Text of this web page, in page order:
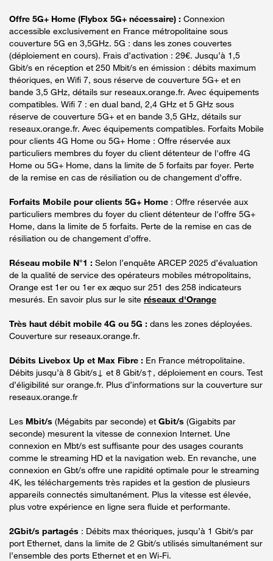
Offre 5G+ Home (Flybox 5G+ nécessaire) : Connexion
accessible exclusivement en France métropolitaine sous
couverture 5G en 3,5GHz. 5G : dans les zones couvertes
(déploiement en cours). Frais d’activation : 29€. Jusqu’à 1,5
Gbit/s en réception et 250 Mbit/s en émission : débits maximum
théoriques, en Wifi 7, sous réserve de couverture 5G+ et en
bande 3,5 GHz, détails sur reseaux.orange.fr. Avec équipements
compatibles. Wifi 7 : en dual band, 2,4 GHz et 5 GHz sous
réserve de couverture 5G+ et en bande 3,5 GHz, détails sur
reseaux.orange.fr. Avec équipements compatibles. Forfaits Mobile
pour clients 4G Home ou 5G+ Home : Offre réservée aux
particuliers membres du foyer du client détenteur de l'offre 4G
Home ou 5G+ Home, dans la limite de 5 forfaits par foyer. Perte
de la remise en cas de résiliation ou de changement d’offre.
Forfaits Mobile pour clients 5G+ Home : Offre réservée aux
particuliers membres du foyer du client détenteur de l'offre 5G+
Home, dans la limite de 5 forfaits. Perte de la remise en cas de
résiliation ou de changement d’offre.
Réseau mobile N°1 : Selon l’enquête ARCEP 2025 d’évaluation
de la qualité de service des opérateurs mobiles métropolitains,
Orange est 1er ou 1er ex æquo sur 251 des 258 indicateurs
mesurés. En savoir plus sur le site réseaux d'Orange
Très haut débit mobile 4G ou 5G : dans les zones déployées.
Couverture sur reseaux.orange.fr.
Débits Livebox Up et Max Fibre : En France métropolitaine.
Débits jusqu’à 8 Gbit/s↓ et 8 Gbit/s↑, déploiement en cours. Test
d’éligibilité sur orange.fr. Plus d’informations sur la couverture sur
reseaux.orange.fr
Les Mbit/s (Mégabits par seconde) et Gbit/s (Gigabits par
seconde) mesurent la vitesse de connexion Internet. Une
connexion en Mbt/s est suffisante pour des usages courants
comme le streaming HD et la navigation web. En revanche, une
connexion en Gbt/s offre une rapidité optimale pour le streaming
4K, les téléchargements très rapides et la gestion de plusieurs
appareils connectés simultanément. Plus la vitesse est élevée,
plus votre expérience en ligne sera fluide et performante.
2Gbit/s partagés : Débits max théoriques, jusqu’à 1 Gbit/s par
port Ethernet, dans la limite de 2 Gbit/s utilisés simultanément sur
l’ensemble des ports Ethernet et en Wi-Fi.